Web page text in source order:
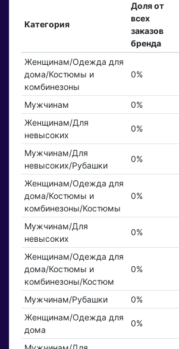
Категория
Доля от
всех
заказов
бренда
Женщинам/Одежда для
дома/Костюмы и
комбинезоны
0%
Мужчинам 0%
Женщинам/Для
невысоких
0%
Мужчинам/Для
невысоких/Рубашки
0%
Женщинам/Одежда для
дома/Костюмы и
комбинезоны/Костюмы
0%
Мужчинам/Для
невысоких
0%
Женщинам/Одежда для
дома/Костюмы и
комбинезоны/Костюм
0%
Мужчинам/Рубашки 0%
Женщинам/Одежда для
дома
0%